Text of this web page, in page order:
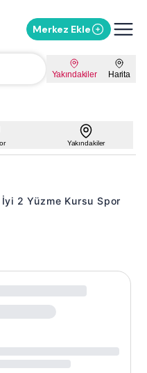
Merkez Ekle
Yakındakiler Harita
Yakındakiler
2 Yüzme Kursu Spor